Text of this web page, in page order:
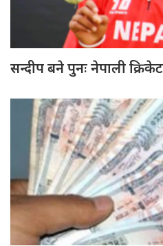
सन्दीप बने पुनः नेपाली